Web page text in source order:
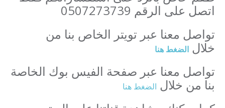
اتصل على الرقم 0507273739
تواصل معنا عبر تويتر الخاص بنا من
خلال الضغط هنا
تواصل معنا عبر صفحة الفيس بوك الخاصة
بنا من خلال الضغط هنا